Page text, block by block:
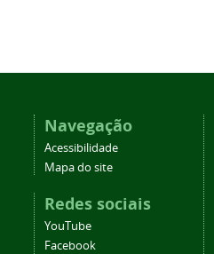
Navegação
Acessibilidade
Mapa do site
Redes sociais
YouTube
Facebook